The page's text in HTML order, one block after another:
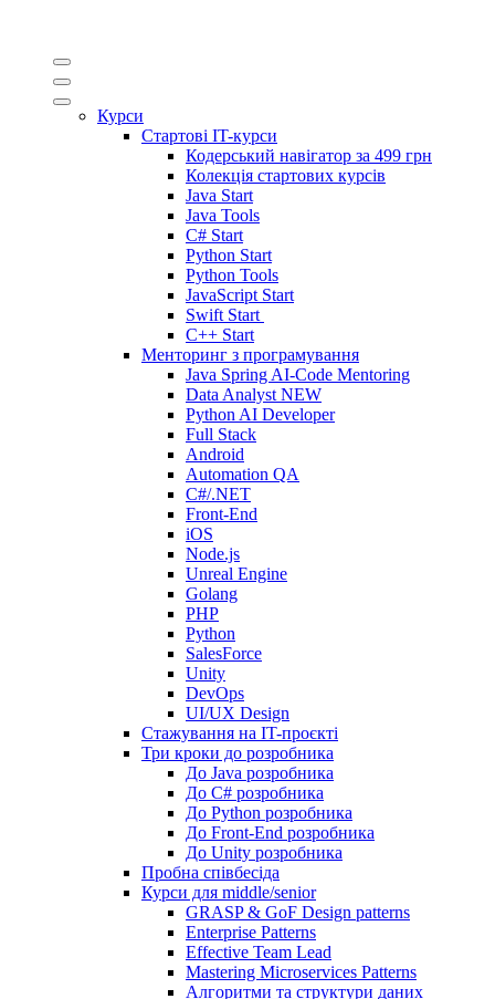
Курси
Стартові IT-курси
Кодерський навігатор за 499 грн
Колекція стартових курсів
Java Start
Java Tools
C# Start
Python Start
Python Tools
JavaScript Start
Swift Start
C++ Start
Менторинг з програмування
Java Spring AI-Code Mentoring
Data Analyst NEW
Python AI Developer
Full Stack
Android
Automation QA
C#/.NET
Front-End
iOS
Node.js
Unreal Engine
Golang
PHP
Python
SalesForce
Unity
DevOps
UI/UX Design
Стажування на IT-проєкті
Три кроки до розробника
До Java розробника
До C# розробника
До Python розробника
До Front-End розробника
До Unity розробника
Пробна співбесіда
Курси для middle/senior
GRASP & GoF Design patterns
Enterprise Patterns
Effective Team Lead
Mastering Microservices Patterns
Алгоритми та структури даних